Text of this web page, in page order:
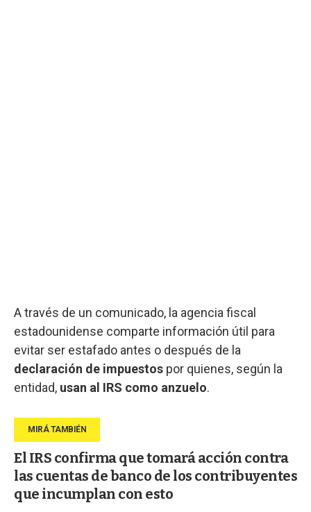
A través de un comunicado, la agencia fiscal
estadounidense comparte información útil para
evitar ser estafado antes o después de la
declaración de impuestos por quienes, según la
entidad, usan al IRS como anzuelo.
El IRS confirma que tomará acción contra
las cuentas de banco de los contribuyentes
que incumplan con esto